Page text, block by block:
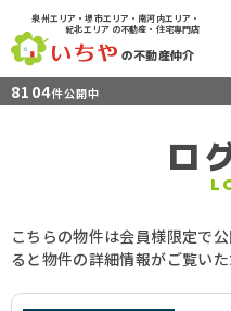
泉州エリア・堺市エリア・南河内エリア・
紀北エリア の不動産・住宅専門店
の不動産仲介
8104件公開中
ロ
こちらの物件は会員様限定で
ると物件の詳細情報がご覧いた